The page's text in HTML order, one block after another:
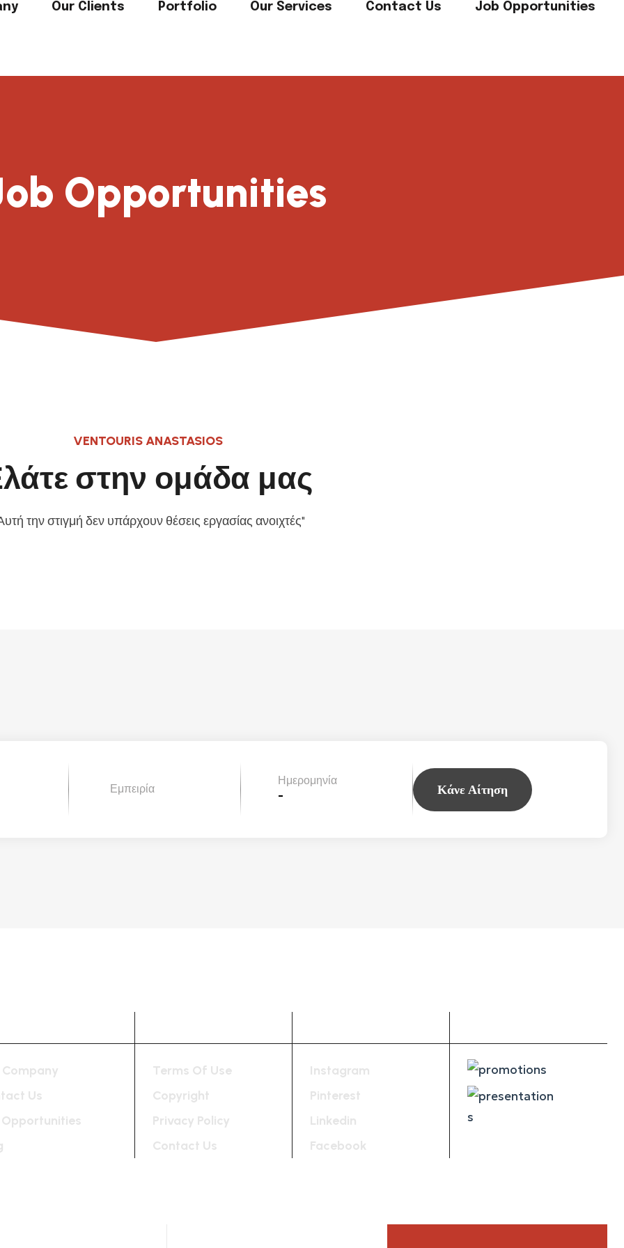
Our Clients Portfolio Our Services Contact Us Job Opportunities
Opportunities
VENTOURIS ANASTASIOS
στην ομάδα μας
την στιγμή δεν υπάρχουν θέσεις εργασίας ανοιχτές"
Εμπειρία
Ημερομηνία
- Κάνε Αίτηση
Us
Terms Of Use
Copyright
Privacy Policy
Contact Us
Instagram
Pinterest
Linkedin
Facebook